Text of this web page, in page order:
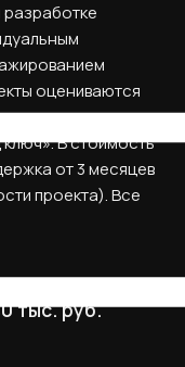
оцениваются
ориентировочные
В стоимость
от 3 месяцев
проекта). Все
тыс. руб.